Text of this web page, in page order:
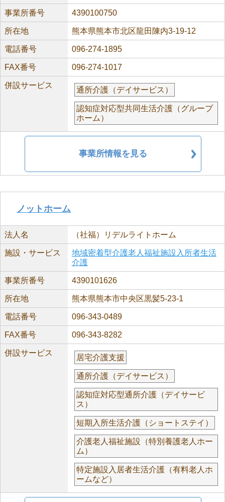
事業所番号 4390100750
所在地 熊本県熊本市北区龍田陳内3-19-12
電話番号 096-274-1895
FAX番号 096-274-1017
併設サービス
通所介護（デイサービス）
認知症対応型共同生活介護（グループ
ホーム）
事業所情報を見る
ノットホーム
法人名 （社福）リデルライトホーム
施設・サービス
地域密着型介護老人福祉施設入所者生活
介護
事業所番号 4390101626
所在地 熊本県熊本市中央区黒髪5-23-1
電話番号 096-343-0489
FAX番号 096-343-8282
併設サービス
居宅介護支援
通所介護（デイサービス）
認知症対応型通所介護（デイサービ
ス）
短期入所生活介護（ショートステイ）
介護老人福祉施設（特別養護老人ホー
ム）
特定施設入居者生活介護（有料老人ホ
ームなど）